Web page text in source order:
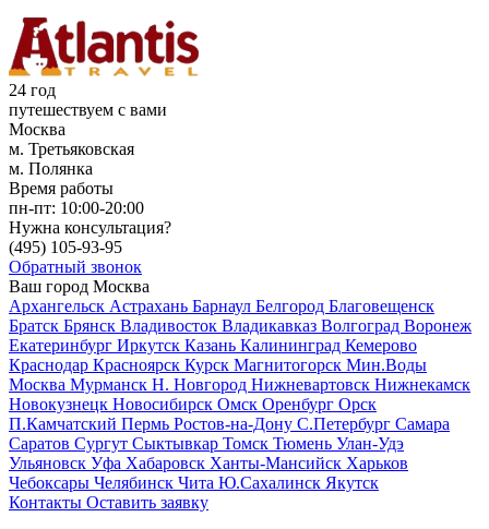
24 год
путешествуем с вами
Москва
м. Третьяковская
м. Полянка
Время работы
пн-пт: 10:00-20:00
Нужна консультация?
(495) 105-93-95
Обратный звонок
Ваш город Москва
Архангельск Астрахань Барнаул Белгород Благовещенск
Братск Брянск Владивосток Владикавказ Волгоград Воронеж
Екатеринбург Иркутск Казань Калининград Кемерово
Краснодар Красноярск Курск Магнитогорск Мин.Воды
Москва Мурманск Н. Новгород Нижневартовск Нижнекамск
Новокузнецк Новосибирск Омск Оренбург Орск
П.Камчатский Пермь Ростов-на-Дону С.Петербург Самара
Саратов Сургут Сыктывкар Томск Тюмень Улан-Удэ
Ульяновск Уфа Хабаровск Ханты-Мансийск Харьков
Чебоксары Челябинск Чита Ю.Сахалинск Якутск
Контакты Оставить заявку